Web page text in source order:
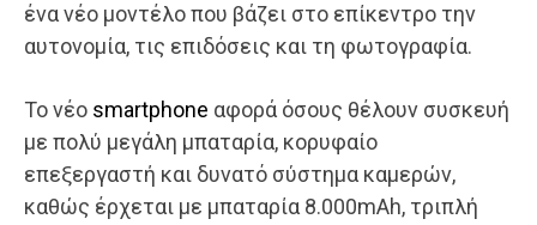
ένα νέο μοντέλο που βάζει στο επίκεντρο την
αυτονομία, τις επιδόσεις και τη φωτογραφία.
Το νέο smartphone αφορά όσους θέλουν συσκευή
με πολύ μεγάλη μπαταρία, κορυφαίο
επεξεργαστή και δυνατό σύστημα καμερών,
καθώς έρχεται με μπαταρία 8.000mAh, τριπλή